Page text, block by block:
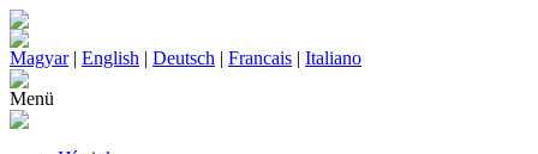
Magyar| English | Deutsch | Francais | Italiano
Menü